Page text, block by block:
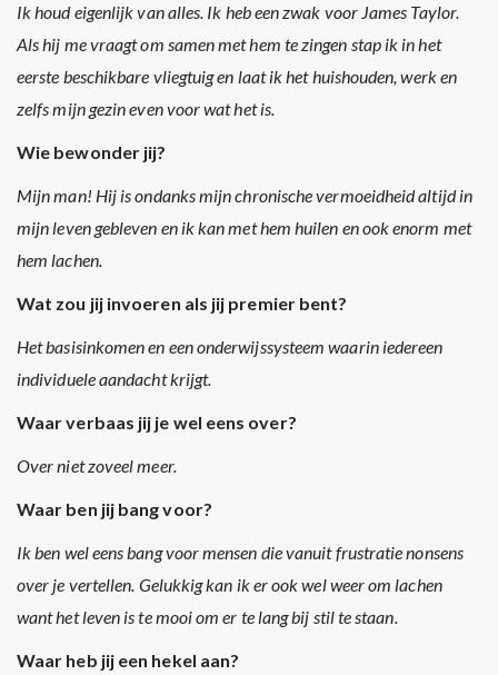
Ik houd eigenlijk van alles. Ik heb een zwak voor James Taylor.
Als hij me vraagt om samen met hem te zingen stap ik in het
eerste beschikbare vliegtuig en laat ik het huishouden, werk en
zelfs mijn gezin even voor wat het is.
Wie bewonder jij?
Mijn man! Hij is ondanks mijn chronische vermoeidheid altijd in
mijn leven gebleven en ik kan met hem huilen en ook enorm met
hem lachen.
Wat zou jij invoeren als jij premier bent?
Het basisinkomen en een onderwijssysteem waarin iedereen
individuele aandacht krijgt.
Waar verbaas jij je wel eens over?
Over niet zoveel meer.
Waar ben jij bang voor?
Ik ben wel eens bang voor mensen die vanuit frustratie nonsens
over je vertellen. Gelukkig kan ik er ook wel weer om lachen
want het leven is te mooi om er te lang bij stil te staan.
Waar heb jij een hekel aan?